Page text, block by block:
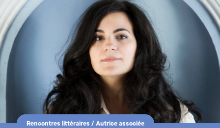
Rencontres littéraires /Autrice associée